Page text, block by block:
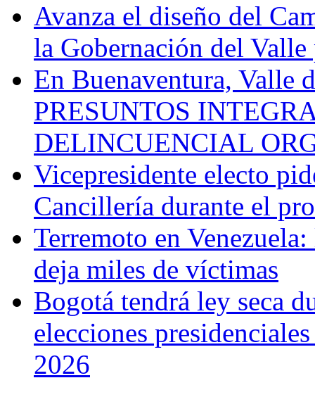
Avanza el diseño del
la Gobernación del
En Buenaventura, Valle
PRESUNTOS
DELINCUENCIAL
Vicepresidente electo
Cancillería durante el
Terremoto en
deja miles de víctimas
Bogotá tendrá ley seca
elecciones
2026